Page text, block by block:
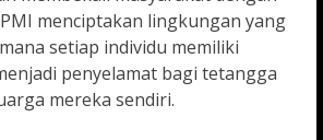
menciptakan lingkungan yang
setiap individu memiliki
penyelamat bagi tetangga
mereka sendiri.